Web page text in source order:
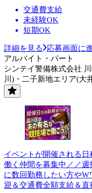
交通費支給
未経験OK
短期OK
詳細を見る
応募画面に
アルバイト・パート
シンテイ警備株式会社
川)・二子新地エリア(大
イベントが開催される
働く仲間を募集中／／週
に数回勤務したい方や
迎＆交通費全額支給＆直